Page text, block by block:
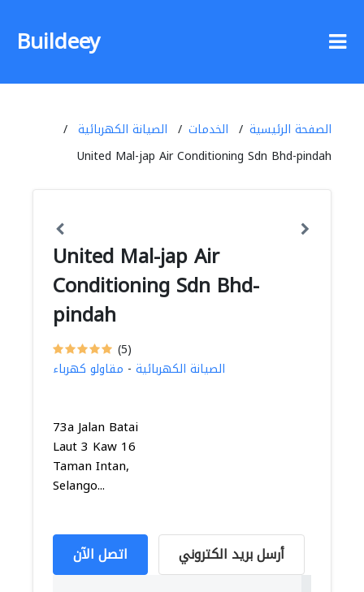
Buildeey
الصفحة الرئيسية الخدمات
الصيانة الكهربائية
United Mal-jap Air Conditioning Sdn Bhd-pindah
United Mal-jap Air
Conditioning Sdn Bhd-
pindah
(5)
الصيانة الكهربائية - مقاولو كهرباء
73a Jalan Batai
Laut 3 Kaw 16
Taman Intan,
Selango...
اتصل الآن أرسل بريد الكتروني